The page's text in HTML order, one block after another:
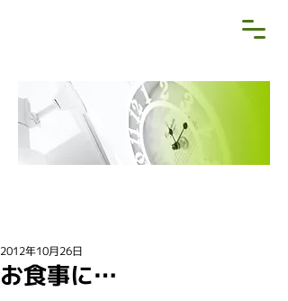
お食事に…
2012年10月26日